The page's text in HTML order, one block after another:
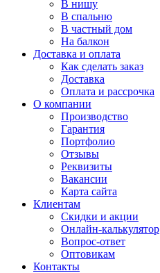
В нишу
В спальню
В частный дом
На балкон
Доставка и оплата
Как сделать заказ
Доставка
Оплата и рассрочка
О компании
Производство
Гарантия
Портфолио
Отзывы
Реквизиты
Вакансии
Карта сайта
Клиентам
Скидки и акции
Онлайн-калькулятор
Вопрос-ответ
Оптовикам
Контакты